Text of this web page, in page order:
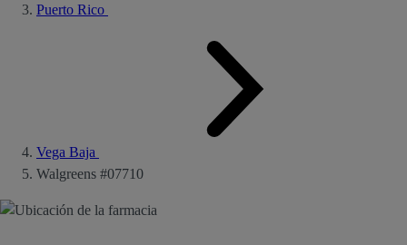
Puerto Rico
Vega Baja
Walgreens #07710